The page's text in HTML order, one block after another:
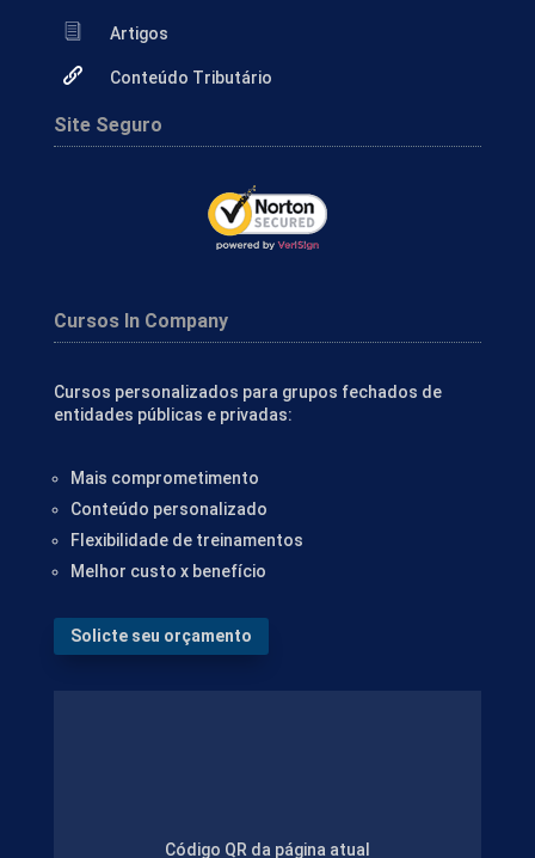
Artigos
Conteúdo Tributário
Site Seguro
Cursos In Company
Cursos personalizados para grupos fechados de
entidades públicas e privadas:
Mais comprometimento
Conteúdo personalizado
Flexibilidade de treinamentos
Melhor custo x benefício
Solicte seu orçamento
Código QR da página atual